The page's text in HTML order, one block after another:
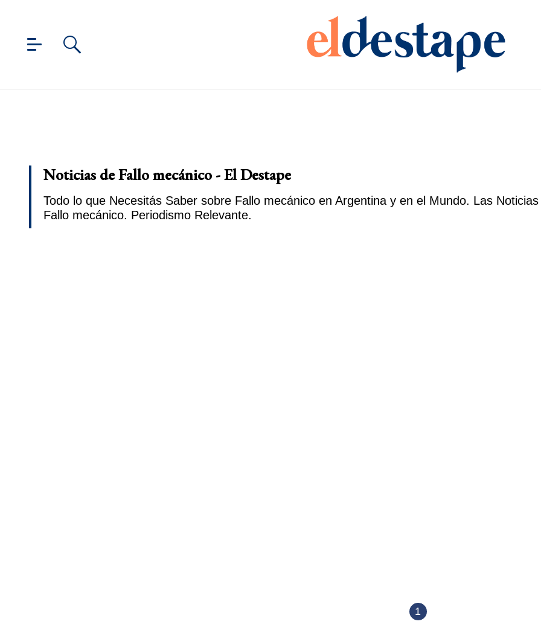
Noticias de Fallo mecánico - El Destape
Todo lo que Necesitás Saber sobre Fallo mecánico en Argentina y en el Mundo. Las
Fallo mecánico. Periodismo Relevante.
1